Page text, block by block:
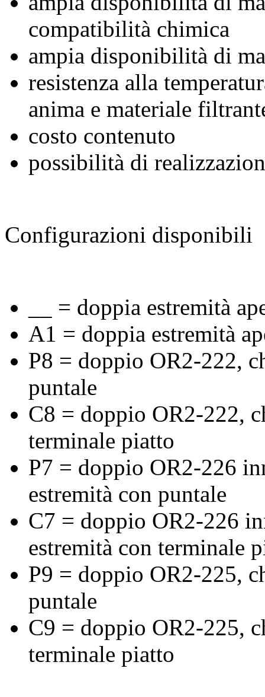
compatibilità chimica
ampia disponibilità di
resistenza alla
anima e materiale
costo contenuto
possibilità di
Configurazioni disponibili
__ = doppia estremità
A1 = doppia estremità
P8 = doppio OR2-222,
puntale
C8 = doppio OR2-222,
terminale piatto
P7 = doppio OR2-226
estremità con puntale
C7 = doppio OR2-226
estremità con terminale
P9 = doppio OR2-225,
puntale
C9 = doppio OR2-225,
terminale piatto